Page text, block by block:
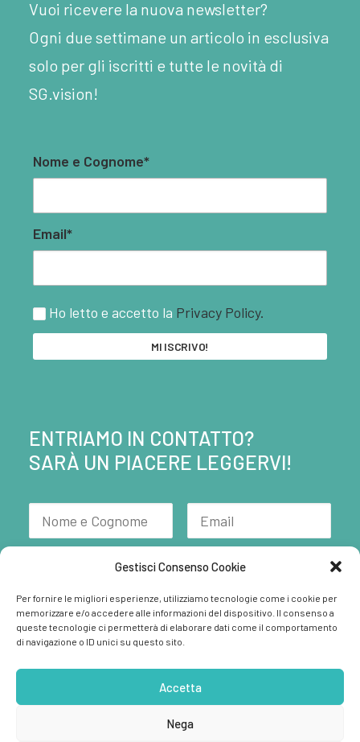
Gestisci Consenso Cookie
Per fornire le migliori esperienze, utilizziamo tecnologie come i cookie per
memorizzare e/o accedere alle informazioni del dispositivo. Il consenso a
queste tecnologie ci permetterà di elaborare dati come il comportamento
di navigazione o ID unici su questo sito.
Accetta
Nega
Vuoi ricevere la nuova newsletter?
Ogni due settimane un articolo in esclusiva
solo per gli iscritti e tutte le novità di
SG.vision!
Nome e Cognome*
Email*
Ho letto e accetto la Privacy Policy.
ENTRIAMO IN CONTATTO?
SARÀ UN PIACERE LEGGERVI!
Ho letto e accetto laPrivacy Policy.